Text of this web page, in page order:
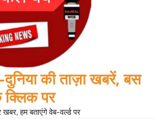
की ताज़ा खबरें, बस
पर
हम बताएंगे वेब-वर्ल्ड पर